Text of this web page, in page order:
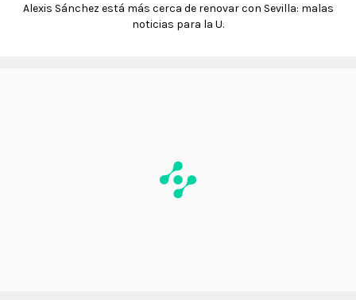
Alexis Sánchez está más cerca de renovar con Sevilla: malas
noticias para la U.